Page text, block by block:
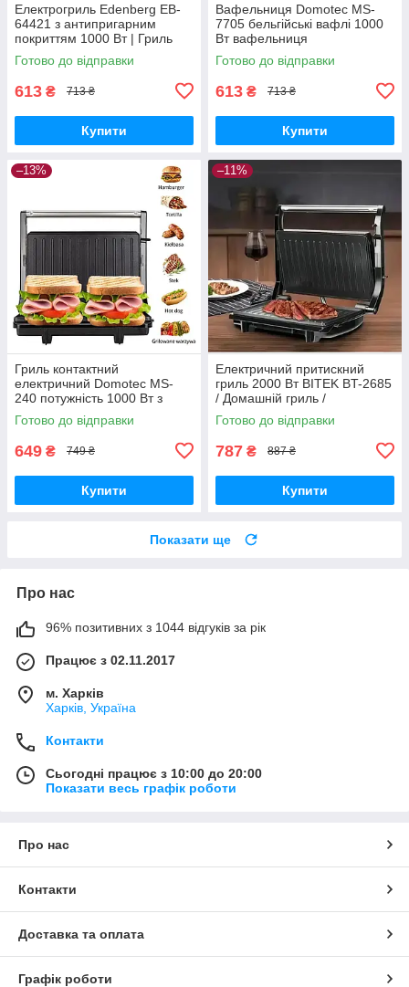
Електрогриль Edenberg EB-
64421 з антипригарним
покриттям 1000 Вт | Гриль
Еденберг
Готово до відправки
613 ₴ 713 ₴
Купити
Вафельниця Domotec MS-
7705 бельгійські вафлі 1000
Вт вафельниця
Готово до відправки
613 ₴ 713 ₴
Купити
–13%
Гриль контактний
електричний Domotec MS-
240 потужність 1000 Вт з
антипригарним покриттям
ребристими плитами та
Готово до відправки
649 ₴ 749 ₴
Купити
–11%
Електричний притискний
гриль 2000 Вт BITEK BT-2685
/ Домашній гриль /
Контактний гриль /
Електрогриль
Готово до відправки
787 ₴ 887 ₴
Купити
Показати ще
Про нас
96% позитивних з 1044 відгуків за рік
Працює з 02.11.2017
м. Харків
Харків, Україна
Контакти
Сьогодні працює з 10:00 до 20:00
Показати весь графік роботи
Про нас
Контакти
Доставка та оплата
Графік роботи